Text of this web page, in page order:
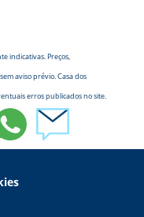
indicativas. Preços,
aviso prévio. Casa dos
erros publicados no site.